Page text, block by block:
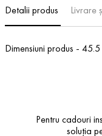
Detalii produs Livrare
Dimensiuni produs -
Pentru cadouri
soluția